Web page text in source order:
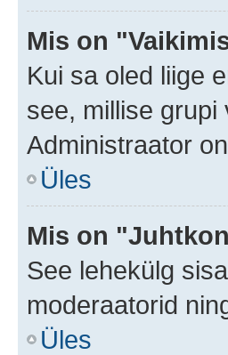
Mis on
Kui sa oled liige
see, millise grupi
Administraator
Üles
Mis on
See lehekülg
moderaatorid
Üles